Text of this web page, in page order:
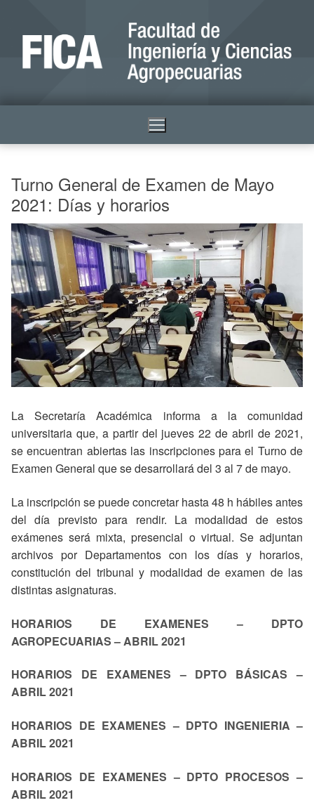
Turno General de Examen de Mayo
2021: Días y horarios
La Secretaría Académica informa a la comunidad
universitaria que, a partir del jueves 22 de abril de 2021,
se encuentran abiertas las inscripciones para el Turno de
Examen General que se desarrollará del 3 al 7 de mayo.
La inscripción se puede concretar hasta 48 h hábiles antes
del día previsto para rendir. La modalidad de estos
exámenes será mixta, presencial o virtual. Se adjuntan
archivos por Departamentos con los días y horarios,
constitución del tribunal y modalidad de examen de las
distintas asignaturas.
HORARIOS DE EXAMENES – DPTO
AGROPECUARIAS – ABRIL 2021
HORARIOS DE EXAMENES – DPTO BÁSICAS –
ABRIL 2021
HORARIOS DE EXAMENES – DPTO INGENIERIA –
ABRIL 2021
HORARIOS DE EXAMENES – DPTO PROCESOS –
ABRIL 2021